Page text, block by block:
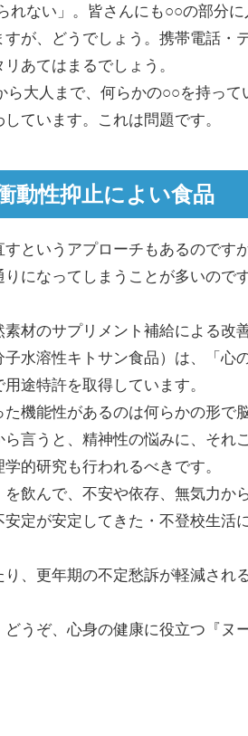
れない」。皆さんにも○○の部分
が、どうでしょう。携帯電話・
あてはまるでしょう。
大人まで、何らかの○○を持っ
ています。これは問題です。
動性抑止によい食品
というアプローチもあるのです
になってしまうことが多いので
材のサプリメント補給による改
水溶性キトサン食品）は、「心
途特許を取得しています。
機能性があるのは何らかの形で
言うと、精神性の悩みに、それ
的研究も行われるべきです。
飲んで、不安や依存、無気力か
定が安定してきた・不登校生活
、更年期の不定愁訴が軽減され
うぞ、心身の健康に役立つ『ヌ